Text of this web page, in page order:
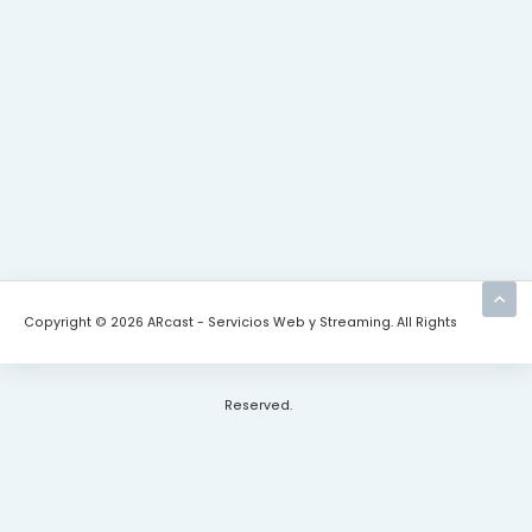
Copyright © 2026 ARcast - Servicios Web y Streaming. All Rights
Reserved.